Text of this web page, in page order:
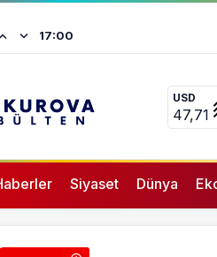
17:00
ifade vermez”
USD
47,71
Siyaset Dünya
4. gününü Mezitli